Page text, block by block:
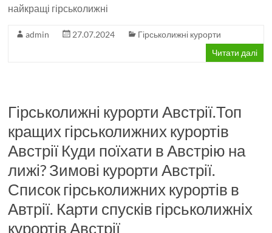
найкращі гірськолижні
admin 27.07.2024
Гірськолижні курорти
Читати далі
Гірськолижні курорти Австрії.Топ
кращих гірськолижних курортів
Австрії Куди поїхати в Австрію на
лижі? Зимові курорти Австрії.
Список гірськолижних курортів в
Автрії. Карти спусків гірськолижніх
курортів Австрії